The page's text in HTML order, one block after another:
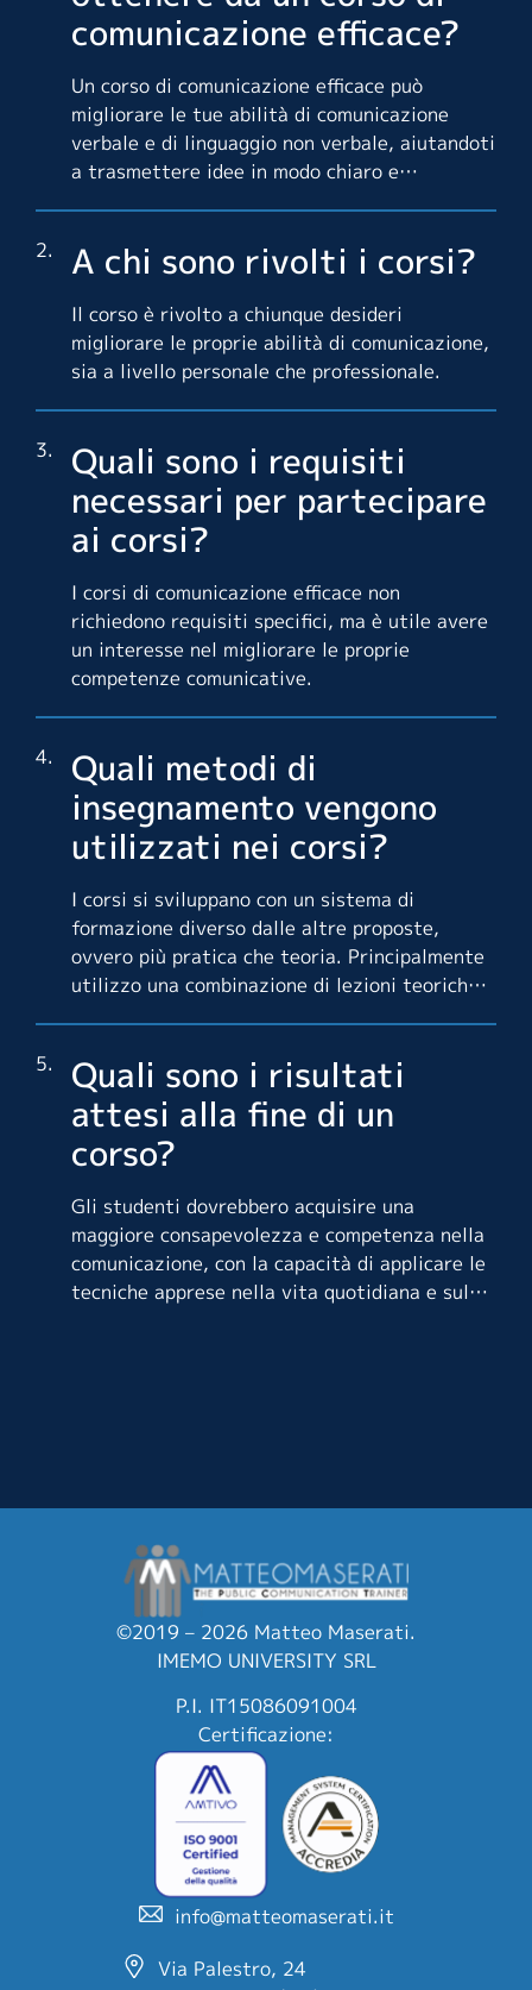
comunicazione efficace?
Un corso di comunicazione efficace può
migliorare le tue abilità di comunicazione
verbale e di linguaggio non verbale, aiutandoti
a trasmettere idee in modo chiaro e
A chi sono rivolti i corsi?
Il corso è rivolto a chiunque desideri
migliorare le proprie abilità di comunicazione,
sia a livello personale che professionale.
Quali sono i requisiti
necessari per partecipare
ai corsi?
I corsi di comunicazione efficace non
richiedono requisiti specifici, ma è utile avere
un interesse nel migliorare le proprie
competenze comunicative.
Quali metodi di
insegnamento vengono
utilizzati nei corsi?
I corsi si sviluppano con un sistema di
formazione diverso dalle altre proposte,
ovvero più pratica che teoria. Principalmente
utilizzo una combinazione di lezioni teoriche,
Quali sono i risultati
attesi alla fine di un
corso?
Gli studenti dovrebbero acquisire una
maggiore consapevolezza e competenza nella
comunicazione, con la capacità di applicare le
tecniche apprese nella vita quotidiana e sul
©2019 – 2026 Matteo Maserati.
IMEMO UNIVERSITY SRL
P.I. IT15086091004
info@matteomaserati.it
Via Palestro, 24
Certificazione: